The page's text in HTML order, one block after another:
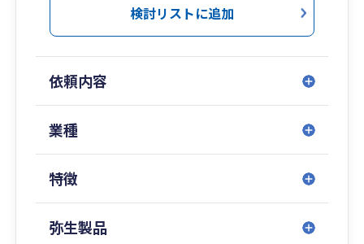
今まで500社以上の顧問税理士を経験し、様々な
指導した実績がございます。
1,000社を超える相談を受け、多種多様な業界の
会計・税務・経営に携わってきました。
弥生オンラインのクラウド会計だからこそ、宮古
島から全国へのサービスを可能にしています。
検討リストに追加
依頼内容
業種
特徴
弥生製品